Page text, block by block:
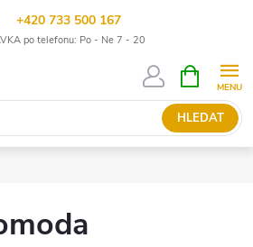
+420 733 500 167
po telefonu: Po - Ne 7 - 20
HLEDAT
NÁKUPNÍ
KOŠÍK